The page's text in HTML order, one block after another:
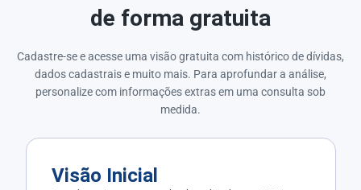
de forma gratuita
Cadastre-se e acesse uma visão gratuita com histórico de dívidas,
dados cadastrais e muito mais. Para aprofundar a análise,
personalize com informações extras em uma consulta sob
medida.
Visão Inicial